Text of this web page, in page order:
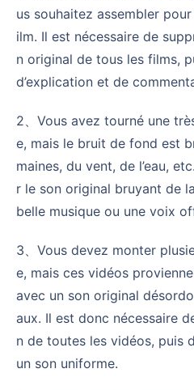
us souhaitez assembler
ilm. Il est nécessaire de
n original de tous les films,
d’explication et de
2、Vous avez tourné une très belle vidéo de paysag
e, mais le bruit de fond est
maines, du vent, de l’eau,
r le son original bruyant de
belle musique ou une voix
3、Vous devez monter plusieurs clips vidéo ensembl
e, mais ces vidéos
avec un son original
aux. Il est donc nécessaire
n de toutes les vidéos, puis
un son uniforme.